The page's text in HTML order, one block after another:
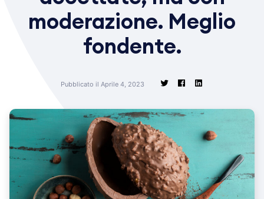
moderazione. Meglio
fondente.
Pubblicato il Aprile 4, 2023